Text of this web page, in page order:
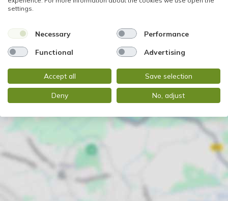
settings.
Necessary Performance
Functional Advertising
Accept all Save selection
Deny No, adjust